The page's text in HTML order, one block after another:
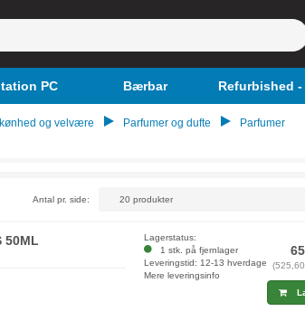
PC Bærbar
og velvære Parfumer og dufte Parfumer
Antal pr. side:
50ML
Lagerstatus:
1 stk. på fjernlager
Leveringstid: 12-13 hverdage
Mere leveringsinfo